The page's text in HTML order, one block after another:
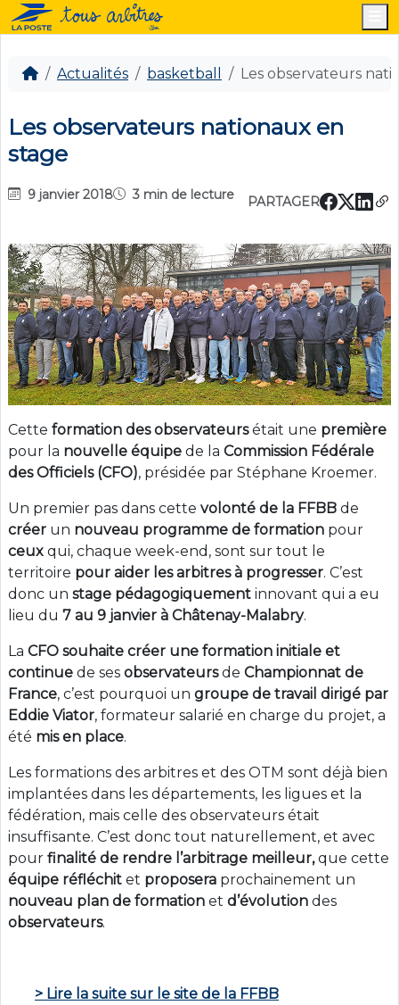
Actualités basketball Les observateurs
Les observateurs nationaux en
stage
9 janvier 2018 3 min de lecture PARTAGER
Cette formation des observateursétait une première
pour la nouvelle équipe de la Commission Fédérale
des Officiels (CFO), présidée par Stéphane Kroemer.
Un premier pas dans cette volonté de la FFBB de
créer un nouveau programme de formation pour
ceux qui, chaque week-end, sont sur tout le
territoire pour aider les arbitres à progresser. C’est
donc un stage pédagogiquement innovant qui a eu
lieu du 7 au 9 janvier à Châtenay-Malabry.
La CFO souhaite créer une formation initiale et
continue de ses observateursde Championnat de
France, c’est pourquoi un groupe de travail dirigé par
Eddie Viator, formateur salarié en charge du projet, a
été mis en place.
Les formations des arbitres et des OTM sont déjà bien
implantées dans les départements, les ligues et la
fédération, mais celle des observateurs était
insuffisante. C’est donc tout naturellement, et avec
pour finalité de rendre l’arbitrage meilleur,que cette
équipe réfléchit et proposera prochainement un
nouveau plan de formation et d’évolution des
observateurs.
> Lire la suite sur le site de la FFBB